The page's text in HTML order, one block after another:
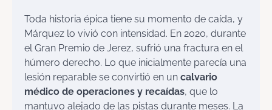
Toda historia épica tiene su momento de caída, y
Márquez lo vivió con intensidad. En 2020, durante
el Gran Premio de Jerez, sufrió una fractura en el
húmero derecho. Lo que inicialmente parecía una
lesión reparable se convirtió en un calvario
médico de operaciones y recaídas, que lo
mantuvo alejado de las pistas durante meses. La